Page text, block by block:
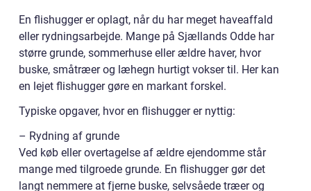
En flishugger er oplagt, når du har meget haveaffald
eller rydningsarbejde. Mange på Sjællands Odde har
større grunde, sommerhuse eller ældre haver, hvor
buske, småtræer og læhegn hurtigt vokser til. Her kan
en lejet flishugger gøre en markant forskel.
Typiske opgaver, hvor en flishugger er nyttig:
– Rydning af grunde
Ved køb eller overtagelse af ældre ejendomme står
mange med tilgroede grunde. En flishugger gør det
langt nemmere at fjerne buske, selvsåede træer og